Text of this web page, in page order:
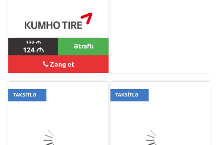
132M
124M Ətraflı
Zəng et
TAKSİTLƏ TAKSİTLƏ